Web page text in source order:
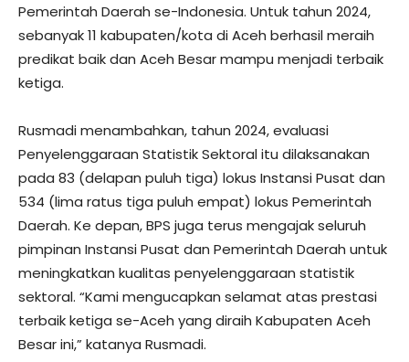
Pemerintah Daerah se-Indonesia. Untuk tahun 2024,
sebanyak 11 kabupaten/kota di Aceh berhasil meraih
predikat baik dan Aceh Besar mampu menjadi terbaik
ketiga.
Rusmadi menambahkan, tahun 2024, evaluasi
Penyelenggaraan Statistik Sektoral itu dilaksanakan
pada 83 (delapan puluh tiga) lokus Instansi Pusat dan
534 (lima ratus tiga puluh empat) lokus Pemerintah
Daerah. Ke depan, BPS juga terus mengajak seluruh
pimpinan Instansi Pusat dan Pemerintah Daerah untuk
meningkatkan kualitas penyelenggaraan statistik
sektoral. “Kami mengucapkan selamat atas prestasi
terbaik ketiga se-Aceh yang diraih Kabupaten Aceh
Besar ini,” katanya Rusmadi.